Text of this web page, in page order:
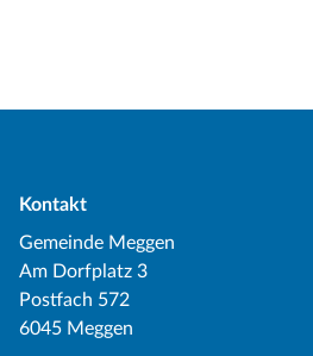
Kontakt
Gemeinde Meggen
Am Dorfplatz 3
Postfach 572
6045 Meggen